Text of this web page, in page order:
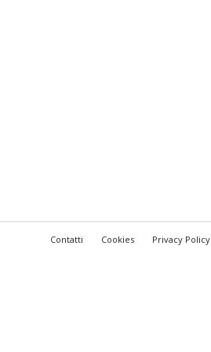
Contatti Cookies Privacy Policy